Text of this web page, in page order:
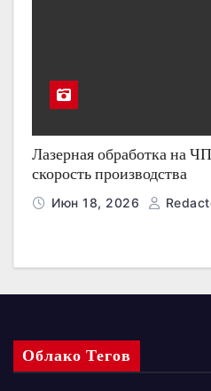
Лазерная обработка на
скорость производства
Июн 18, 2026
Облако Тегов